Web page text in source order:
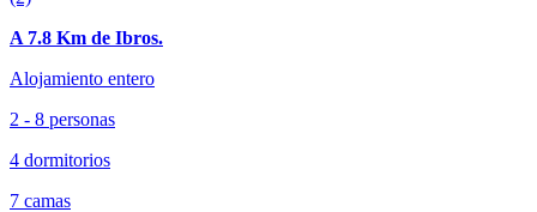
A 7.8 Km de Ibros.
Alojamiento entero
2 - 8 personas
4 dormitorios
7 camas